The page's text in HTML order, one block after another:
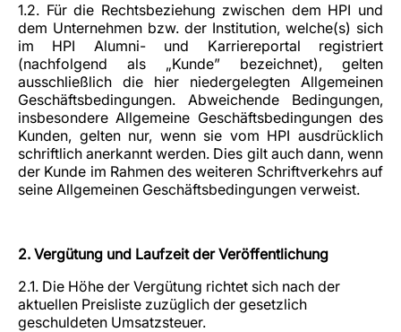
1.2. Für die Rechtsbeziehung zwischen dem HPI und
dem Unternehmen bzw. der Institution, welche(s) sich
im HPI Alumni- und Karriereportal registriert
(nachfolgend als „Kunde” bezeichnet), gelten
ausschließlich die hier niedergelegten Allgemeinen
Geschäftsbedingungen. Abweichende Bedingungen,
insbesondere Allgemeine Geschäftsbedingungen des
Kunden, gelten nur, wenn sie vom HPI ausdrücklich
schriftlich anerkannt werden. Dies gilt auch dann, wenn
der Kunde im Rahmen des weiteren Schriftverkehrs auf
seine Allgemeinen Geschäftsbedingungen verweist.
2. Vergütung und Laufzeit der Veröffentlichung
2.1. Die Höhe der Vergütung richtet sich nach der
aktuellen Preisliste zuzüglich der gesetzlich
geschuldeten Umsatzsteuer.